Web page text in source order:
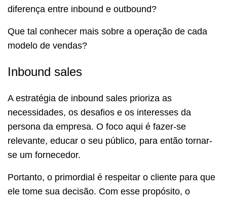
diferença entre inbound e outbound?
Que tal conhecer mais sobre a operação de cada
modelo de vendas?
Inbound sales
A estratégia de inbound sales prioriza as
necessidades, os desafios e os interesses da
persona da empresa. O foco aqui é fazer-se
relevante, educar o seu público, para então tornar-
se um fornecedor.
Portanto, o primordial é respeitar o cliente para que
ele tome sua decisão. Com esse propósito, o